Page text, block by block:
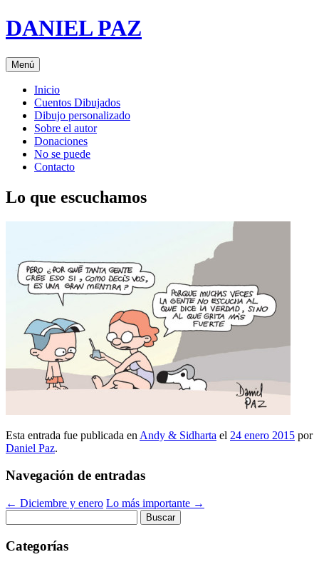
Saltar
al
DANIEL PAZ
Menú
Inicio
Cuentos Dibujados
Dibujo personalizado
Sobre el autor
Donaciones
No se puede
Contacto
Lo que escuchamos
Esta entrada fue publicada en Andy & Sidharta el 24 enero 2015 por
Daniel Paz.
Navegación de entradas
← Diciembre y enero Lo más importante →
Categorías